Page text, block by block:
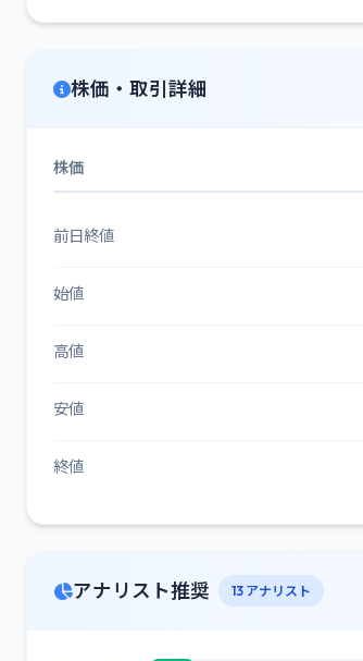
株価・取引詳細
株価
前日終値
始値
高値
安値
終値
アナリスト推奨 13 アナリスト